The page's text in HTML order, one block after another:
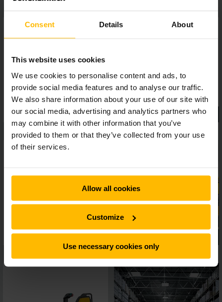
Consent Details About
This website uses cookies
We use cookies to personalise content and ads, to
provide social media features and to analyse our traffic.
We also share information about your use of our site with
our social media, advertising and analytics partners who
may combine it with other information that you’ve
provided to them or that they’ve collected from your use
of their services.
Allow all cookies
Customize
Use necessary cookies only
bij een energiebesparing tot 33%. Onze draaistroommotoren
zorgen daarbij voor hoge prestaties en een groot